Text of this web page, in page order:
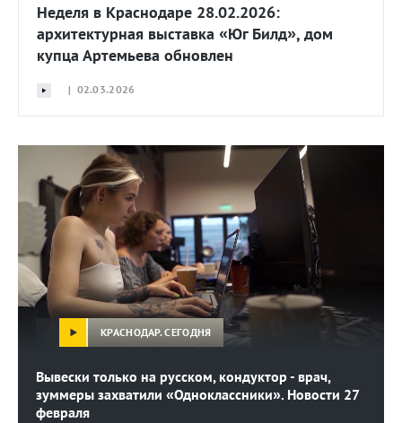
Неделя в Краснодаре 28.02.2026:
архитектурная выставка «Юг Билд», дом
купца Артемьева обновлен
| 02.03.2026
Вывески только на русском, кондуктор - врач,
зуммеры захватили «Одноклассники». Новости 27
февраля
КРАСНОДАР. СЕГОДНЯ